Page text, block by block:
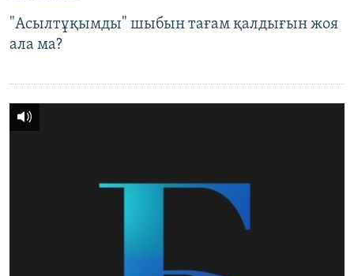
"Асылтұқымды" шыбын тағам қалдығын жоя
ала ма?